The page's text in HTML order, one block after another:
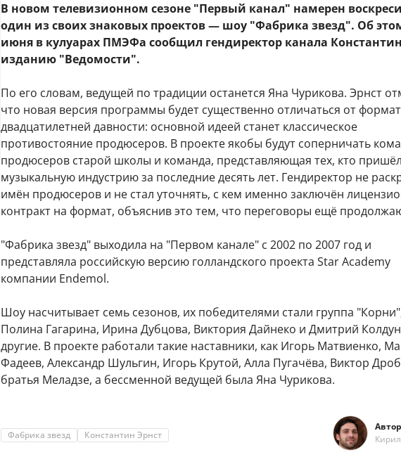
В новом телевизионном сезоне "Первый канал" намерен
один из своих знаковых проектов — шоу "Фабрика звезд". Об
июня в кулуарах ПМЭФа сообщил гендиректор канала
изданию "Ведомости".
По его словам, ведущей по традиции останется Яна Чурикова. Эрнст
что новая версия программы будет существенно отличаться от
двадцатилетней давности: основной идеей станет классическое
противостояние продюсеров. В проекте якобы будут соперничать
продюсеров старой школы и команда, представляющая тех, кто
музыкальную индустрию за последние десять лет. Гендиректор не
имён продюсеров и не стал уточнять, с кем именно заключён
контракт на формат, объяснив это тем, что переговоры ещё
"Фабрика звезд" выходила на "Первом канале" с 2002 по 2007 год и
представляла российскую версию голландского проекта Star Academy
компании Endemol.
Шоу насчитывает семь сезонов, их победителями стали группа
Полина Гагарина, Ирина Дубцова, Виктория Дайнеко и Дмитрий
другие. В проекте работали такие наставники, как Игорь Матвиенко,
Фадеев, Александр Шульгин, Игорь Крутой, Алла Пугачёва, Виктор
братья Меладзе, а бессменной ведущей была Яна Чурикова.
Фабрика звезд Константин Эрнст